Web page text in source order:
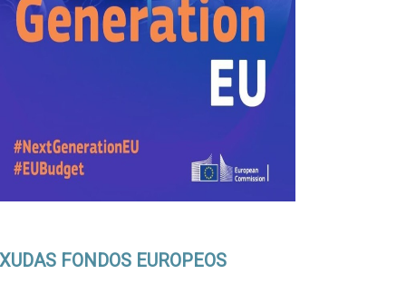
FONDOS EUROPEOS